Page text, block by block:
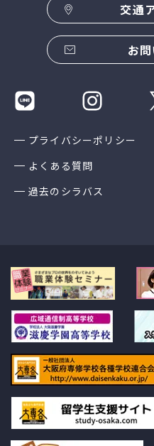
交通
お
プライバシーポリシー
よくある質問
過去のシラバス